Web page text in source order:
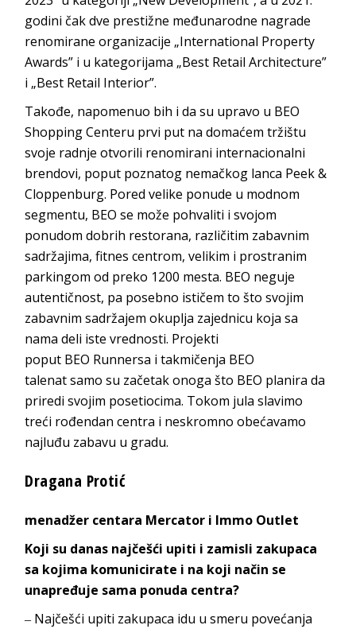
godini čak dve prestižne međunarodne nagrade
renomirane organizacije „International Property
Awards” i u kategorijama „Best Retail Architecture”
i „Best Retail Interior”.
Takođe, napomenuo bih i da su upravo u BEO
Shopping Centeru prvi put na domaćem tržištu
svoje radnje otvorili renomirani internacionalni
brendovi, poput poznatog nemačkog lanca Peek &
Cloppenburg. Pored velike ponude u modnom
segmentu, BEO se može pohvaliti i svojom
ponudom dobrih restorana, različitim zabavnim
sadržajima, fitnes centrom, velikim i prostranim
parkingom od preko 1200 mesta. BEO neguje
autentičnost, pa posebno ističem to što svojim
zabavnim sadržajem okuplja zajednicu koja sa
nama deli iste vrednosti. Projekti
poput BEO Runnersa i takmičenja BEO
talenatsamo su začetak onoga što BEO planira da
priredi svojim posetiocima. Tokom jula slavimo
treći rođendan centra i neskromno obećavamo
najluđu zabavu u gradu.
Dragana Protić
menadžer centara Mercator i Immo Outlet
Koji su danas najčešći upiti i zamisli zakupaca
sa kojima komunicirate i na koji način se
unapređuje sama ponuda centra?
‒ Najčešći upiti zakupaca idu u smeru povećanja